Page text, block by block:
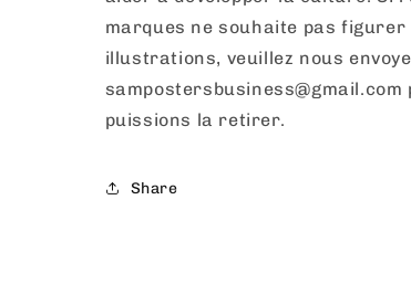
marques ne souhaite pas figurer
illustrations, veuillez nous
sampostersbusiness@gmail.com
puissions la retirer.
Share